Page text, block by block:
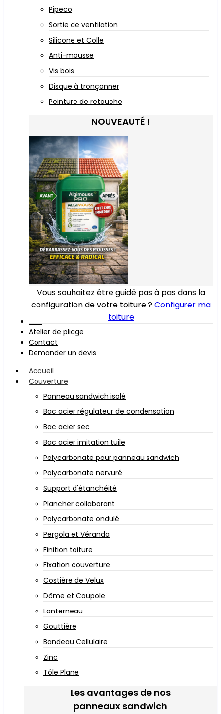
Pipeco
Sortie de ventilation
Silicone et Colle
Anti-mousse
Vis bois
Disque à tronçonner
Peinture de retouche
NOUVEAUTÉ !
Vous souhaitez être guidé pas à pas dans la
configuration de votre toiture ?Configurer ma
toiture
Atelier de pliage
Contact
Demander un devis
Accueil
Couverture
Panneau sandwich isolé
Bac acier régulateur de condensation
Bac acier sec
Bac acier imitation tuile
Polycarbonate pour panneau sandwich
Polycarbonate nervuré
Support d'étanchéité
Plancher collaborant
Polycarbonate ondulé
Pergola et Véranda
Finition toiture
Fixation couverture
Costière de Velux
Dôme et Coupole
Lanterneau
Gouttière
Bandeau Cellulaire
Zinc
Tôle Plane
Les avantages de nos
panneaux sandwich